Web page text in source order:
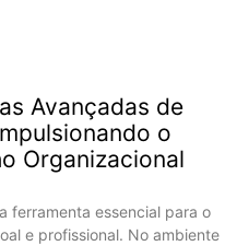
Avançadas de
o
Organizacional
ferramenta essencial para o
e profissional. No ambiente